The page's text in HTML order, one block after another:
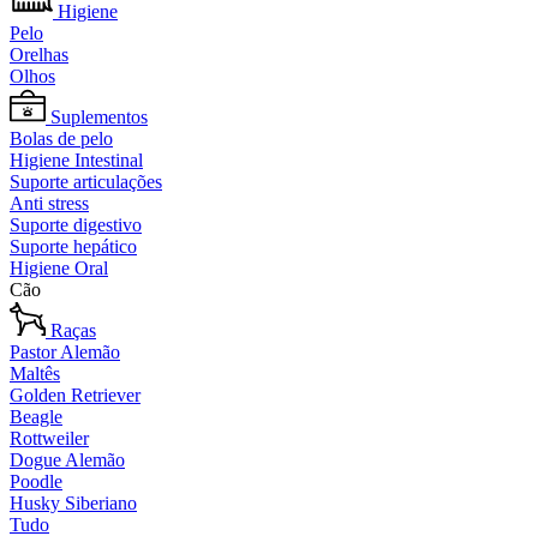
Higiene
Pelo
Orelhas
Olhos
Suplementos
Bolas de pelo
Higiene Intestinal
Suporte articulações
Anti stress
Suporte digestivo
Suporte hepático
Higiene Oral
Cão
Raças
Pastor Alemão
Maltês
Golden Retriever
Beagle
Rottweiler
Dogue Alemão
Poodle
Husky Siberiano
Tudo